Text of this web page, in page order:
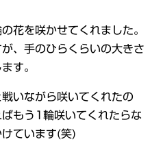
花を咲かせてくれました。
、手のひらくらいの大きさ
す。
いながら咲いてくれたの
もう1輪咲いてくれたらな
ています(笑)